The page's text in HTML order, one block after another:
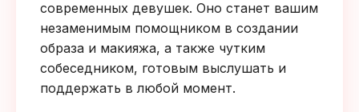
современных девушек. Оно станет вашим
незаменимым помощником в создании
образа и макияжа, а также чутким
собеседником, готовым выслушать и
поддержать в любой момент.